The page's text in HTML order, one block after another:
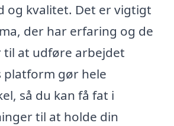
og kvalitet. Det er vigtigt
der har erfaring og de
at udføre arbejdet
platform gør hele
så du kan få fat i
til at holde din